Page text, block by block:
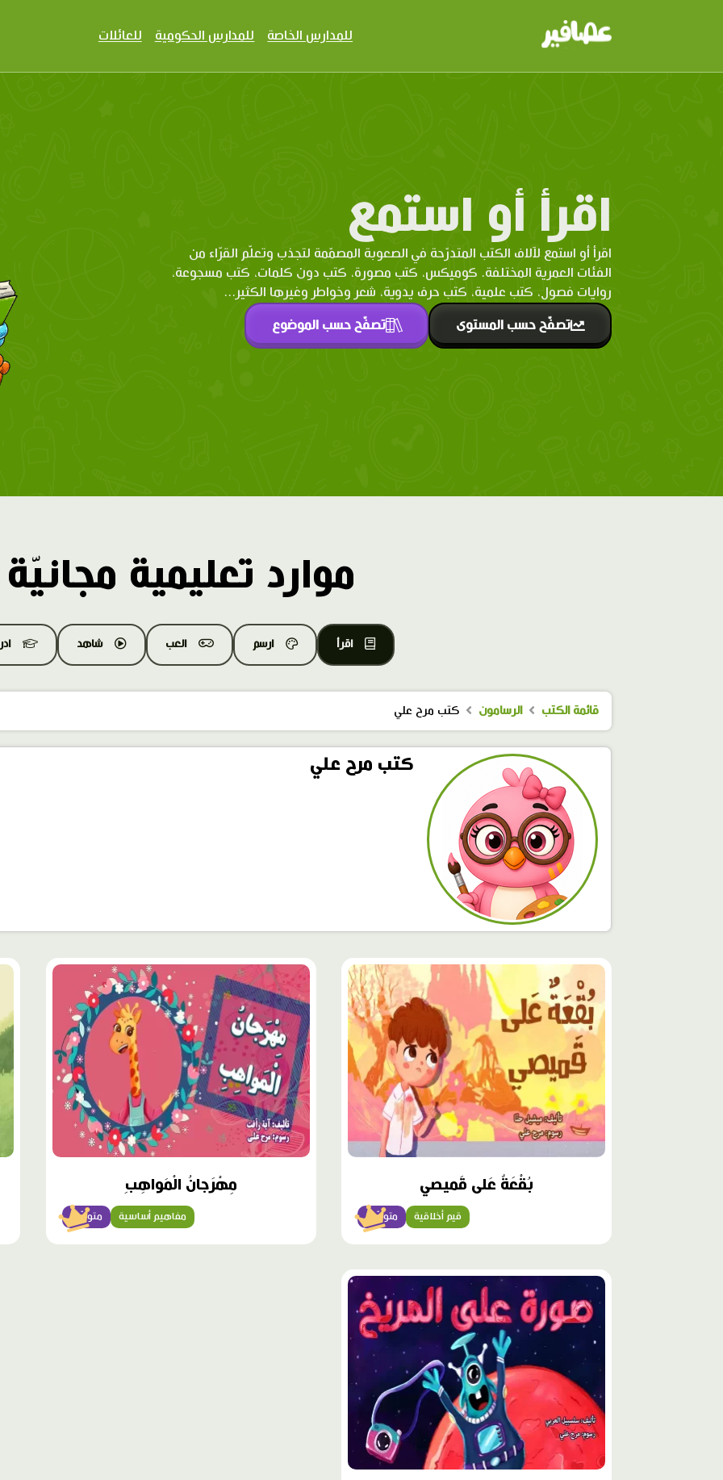
للمدارس الخاصة للمدارس الحكومية للعائلات
اقرأ أو استمع
اقرأ أو استمع لآلاف الكتب المتدرّحة في الصعوبة المصمّمة لتجذب وتعلّم القرّاء من
الفئات العمرية المختلفة. كوميكس، كتب مصورة، كتب دون كلمات، كتب مسجوعة،
روايات فصول، كتب علمية، كتب حرف يدوية، شعر وخواطر وغيرها الكثير...
تصفّح حسب المستوى تصفّح حسب الموضوع
موارد تعليمية مجانيّة
اقرأ ارسم العب شاهد
قائمة الكتب الرسامون كتب مرح علي
كتب مرح علي
محتوى
مميّز
بُقْعَةٌ عَلى قَميصي
متوسّط قيم أخلاقية
محتوى
مميّز
مِهْرَجانُ الْمَواهِبِ
متوسّط مفاهيم أساسية
محتوى
مميّز